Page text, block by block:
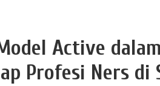
Active
Profesi Ners di